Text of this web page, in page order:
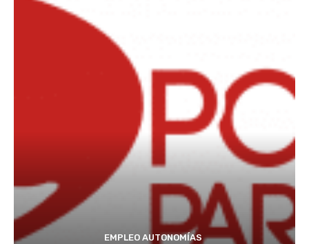
EMPLEO AUTONOMÍAS